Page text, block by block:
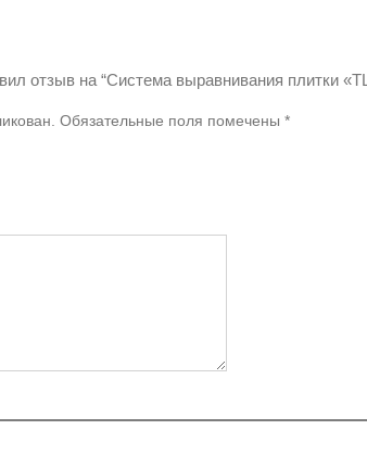
отзыв на “Система выравнивания плитки
Обязательные поля помечены *